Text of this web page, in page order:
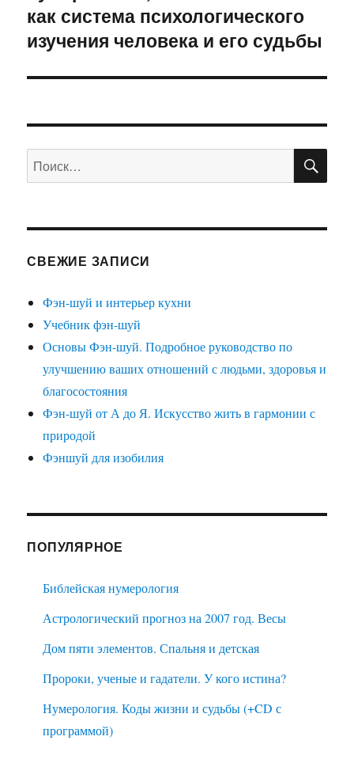
как система психологического
изучения человека и его судьбы
Искать:
СВЕЖИЕ ЗАПИСИ
Фэн-шуй и интерьер кухни
Учебник фэн-шуй
Основы Фэн-шуй. Подробное руководство по
улучшению ваших отношений с людьми, здоровья и
благосостояния
Фэн-шуй от А до Я. Искусство жить в гармонии с
природой
Фэншуй для изобилия
ПОПУЛЯРНОЕ
Библейская нумерология
Астрологический прогноз на 2007 год. Весы
Дом пяти элементов. Спальня и детская
Пророки, ученые и гадатели. У кого истина?
Нумерология. Коды жизни и судьбы (+CD с
программой)